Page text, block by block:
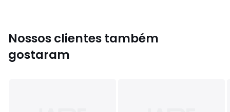
•
Qualidade
• Alia conforto e calor, a roupa de cama La Redoute
Nossos clientes também
gostaram